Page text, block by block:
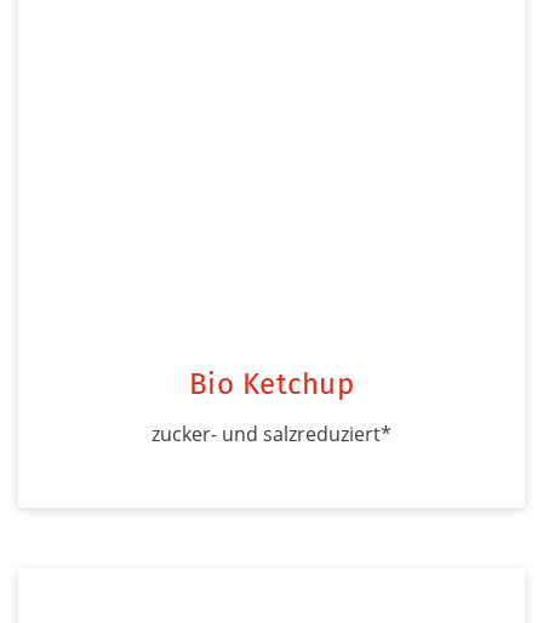
Bio Ketchup
zucker- und salzreduziert*